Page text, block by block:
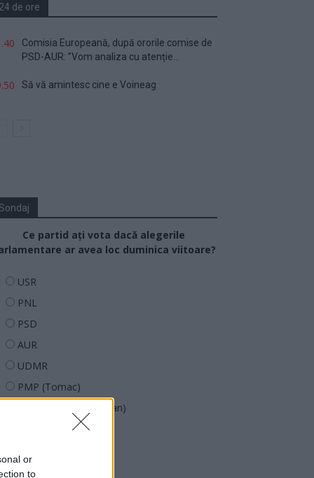
or
to
24 de ore
Comisia Europeană, după ororile comise de
PSD-AUR: ”Vom analiza cu atenție...
Să vă amintesc cine e Voineag
Ce partid ați vota dacă alegerile
ar avea loc duminica viitoare?
USR
PNL
PSD
AUR
UDMR
PMP (Tomac)
Forța Dreptei (L. Orban)
SENS